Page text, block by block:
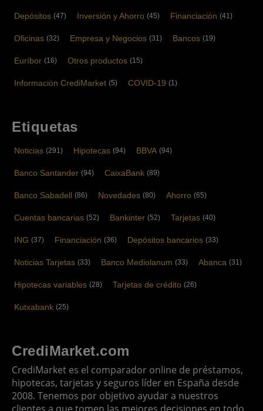
Depósitos (47) Inversión y Ahorro (45) Financiación (41)
Oficinas (32) Empresa y Negocios (31) Bancos (19)
Euríbor (16) Otros productos (15)
Información CrediMarket (5) COVID-19 (1)
Etiquetas
Noticias (291) Hipotecas (94) BBVA (94)
Banco Santander (94) CaixaBank (89)
Banco Sabadell (86) Novedades (80) Ahorro (65)
Cuentas bancarias (52) Bankinter (52) Tarjetas (40)
ING (37) Financiación (36) Depósitos bancarios (33)
Noticias Tarjetas (33) Banco Mediolanum (33) Abanca (31)
Hipotecas variables (28) Tarjetas de crédito (26)
Kutxabank (25)
CrediMarket.com
CrediMarket es el comparador online de préstamos,
hipotecas, tarjetas y seguros líder en España desde
2008. Tenemos por objetivo ayudar a nuestros
clientes a que tomen las mejores decisiones en todo